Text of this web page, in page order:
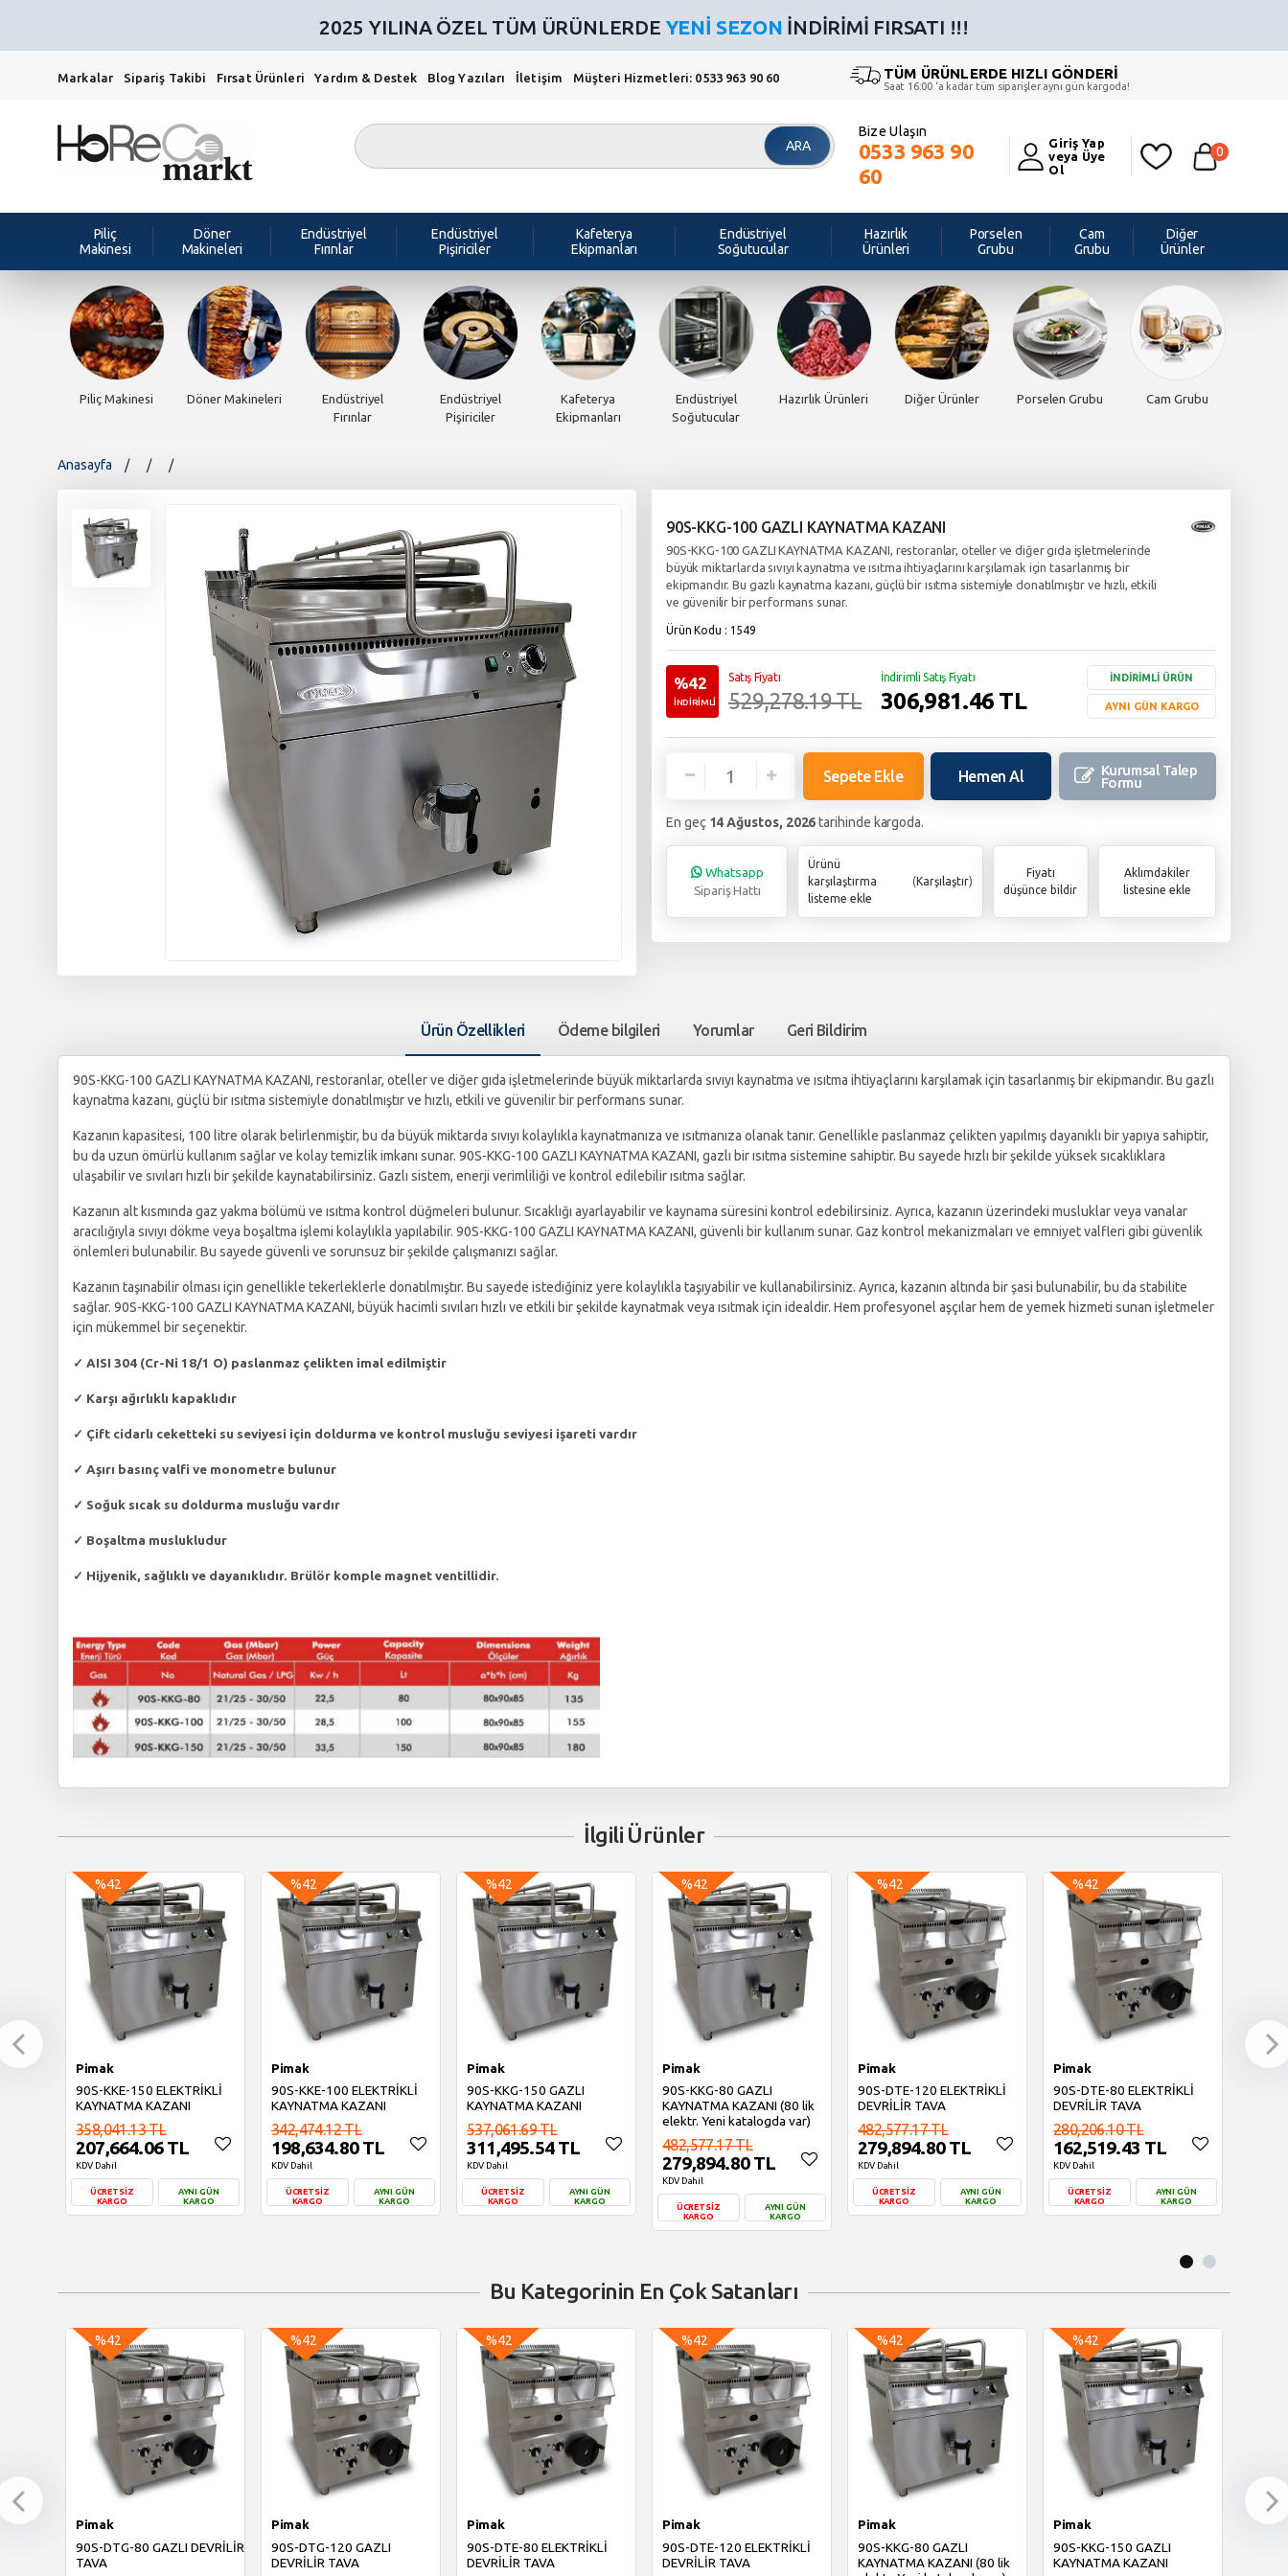
2025 YILINA ÖZEL TÜM ÜRÜNLERDE YENİ SEZON İNDİRİMİ FIRSATI !!!
Markalar Sipariş Takibi Fırsat Ürünleri Yardım & Destek Blog Yazıları İletişim Müşteri Hizmetleri: 0533 963 90 60 TÜM ÜRÜNLERDE HIZLI GÖNDERİ
Saat 16:00 ‘a kadar tüm siparişler aynı gün kargoda!
ARA
Bize Ulaşın
0533 963 90
60
Giriş Yap
veya Üye
Ol
0
Piliç
Makinesi
Döner
Makineleri
Endüstriyel
Fırınlar
Endüstriyel
Pişiriciler
Kafeterya
Ekipmanları
Endüstriyel
Soğutucular
Hazırlık
Ürünleri
Porselen
Grubu
Cam
Grubu
Diğer
Ürünler
Piliç Makinesi Döner Makineleri
Endüstriyel
Fırınlar
Endüstriyel
Pişiriciler
Kafeterya
Ekipmanları
Endüstriyel
Soğutucular
Hazırlık Ürünleri Diğer Ürünler Porselen Grubu Cam Grubu
Anasayfa
90S-KKG-100 GAZLI KAYNATMA KAZANI
90S-KKG-100 GAZLI KAYNATMA KAZANI, restoranlar, oteller ve diğer gıda işletmelerinde
büyük miktarlarda sıvıyı kaynatma ve ısıtma ihtiyaçlarını karşılamak için tasarlanmış bir
ekipmandır. Bu gazlı kaynatma kazanı, güçlü bir ısıtma sistemiyle donatılmıştır ve hızlı, etkili
ve güvenilir bir performans sunar.
Ürün Kodu : 1549
%42
İNDİRİMLİ
Satış Fiyatı
529,278.19 TL
İndirimli Satış Fiyatı
306,981.46 TL
İNDİRİMLİ ÜRÜN
AYNI GÜN KARGO
Sepete Ekle Hemen Al Kurumsal Talep
Formu
En geç 14 Ağustos, 2026tarihinde kargoda.
Whatsapp
Sipariş Hattı
Ürünü
karşılaştırma
listeme ekle
(Karşılaştır)
Fiyatı
düşünce bildir
Aklımdakiler
listesine ekle
Ürün Özellikleri Ödeme bilgileri Yorumlar Geri Bildirim
90S-KKG-100 GAZLI KAYNATMA KAZANI, restoranlar, oteller ve diğer gıda işletmelerinde büyük miktarlarda sıvıyı kaynatma ve ısıtma ihtiyaçlarını karşılamak için tasarlanmış bir ekipmandır. Bu gazlı
kaynatma kazanı, güçlü bir ısıtma sistemiyle donatılmıştır ve hızlı, etkili ve güvenilir bir performans sunar.
Kazanın kapasitesi, 100 litre olarak belirlenmiştir, bu da büyük miktarda sıvıyı kolaylıkla kaynatmanıza ve ısıtmanıza olanak tanır. Genellikle paslanmaz çelikten yapılmış dayanıklı bir yapıya sahiptir,
bu da uzun ömürlü kullanım sağlar ve kolay temizlik imkanı sunar. 90S-KKG-100 GAZLI KAYNATMA KAZANI, gazlı bir ısıtma sistemine sahiptir. Bu sayede hızlı bir şekilde yüksek sıcaklıklara
ulaşabilir ve sıvıları hızlı bir şekilde kaynatabilirsiniz. Gazlı sistem, enerji verimliliği ve kontrol edilebilir ısıtma sağlar.
Kazanın alt kısmında gaz yakma bölümü ve ısıtma kontrol düğmeleri bulunur. Sıcaklığı ayarlayabilir ve kaynama süresini kontrol edebilirsiniz. Ayrıca, kazanın üzerindeki musluklar veya vanalar
aracılığıyla sıvıyı dökme veya boşaltma işlemi kolaylıkla yapılabilir. 90S-KKG-100 GAZLI KAYNATMA KAZANI, güvenli bir kullanım sunar. Gaz kontrol mekanizmaları ve emniyet valfleri gibi güvenlik
önlemleri bulunabilir. Bu sayede güvenli ve sorunsuz bir şekilde çalışmanızı sağlar.
Kazanın taşınabilir olması için genellikle tekerleklerle donatılmıştır. Bu sayede istediğiniz yere kolaylıkla taşıyabilir ve kullanabilirsiniz. Ayrıca, kazanın altında bir şasi bulunabilir, bu da stabilite
sağlar. 90S-KKG-100 GAZLI KAYNATMA KAZANI, büyük hacimli sıvıları hızlı ve etkili bir şekilde kaynatmak veya ısıtmak için idealdir. Hem profesyonel aşçılar hem de yemek hizmeti sunan işletmeler
için mükemmel bir seçenektir.
✓ AISI 304 (Cr-Ni 18/1 O) paslanmaz çelikten imal edilmiştir
✓ Karşı ağırlıklı kapaklıdır
✓ Çift cidarlı ceketteki su seviyesi için doldurma ve kontrol musluğu seviyesi işareti vardır
✓ Aşırı basınç valfi ve monometre bulunur
✓ Soğuk sıcak su doldurma musluğu vardır
✓ Boşaltma muslukludur
✓ Hijyenik, sağlıklı ve dayanıklıdır. Brülör komple magnet ventillidir.
İlgili Ürünler
%42
Pimak
90S-KKE-150 ELEKTRİKLİ
KAYNATMA KAZANI
358,041.13 TL
207,664.06 TL
KDV Dahil
ÜCRETSİZ
KARGO
AYNI GÜN
KARGO
%42
Pimak
90S-KKE-100 ELEKTRİKLİ
KAYNATMA KAZANI
342,474.12 TL
198,634.80 TL
KDV Dahil
ÜCRETSİZ
KARGO
AYNI GÜN
KARGO
%42
Pimak
90S-KKG-150 GAZLI
KAYNATMA KAZANI
537,061.69 TL
311,495.54 TL
KDV Dahil
ÜCRETSİZ
KARGO
AYNI GÜN
KARGO
%42
Pimak
90S-KKG-80 GAZLI
KAYNATMA KAZANI (80 lik
elektr. Yeni katalogda var)
482,577.17 TL
279,894.80 TL
KDV Dahil
ÜCRETSİZ
KARGO
AYNI GÜN
KARGO
%42
Pimak
90S-DTE-120 ELEKTRİKLİ
DEVRİLİR TAVA
482,577.17 TL
279,894.80 TL
KDV Dahil
ÜCRETSİZ
KARGO
AYNI GÜN
KARGO
%42
Pimak
90S-DTE-80 ELEKTRİKLİ
DEVRİLİR TAVA
280,206.10 TL
162,519.43 TL
KDV Dahil
ÜCRETSİZ
KARGO
AYNI GÜN
KARGO
Bu Kategorinin En Çok Satanları
%42
Pimak
90S-DTG-80 GAZLI DEVRİLİR
TAVA
%42
Pimak
90S-DTG-120 GAZLI
DEVRİLİR TAVA
%42
Pimak
90S-DTE-80 ELEKTRİKLİ
DEVRİLİR TAVA
%42
Pimak
90S-DTE-120 ELEKTRİKLİ
DEVRİLİR TAVA
%42
Pimak
90S-KKG-80 GAZLI
KAYNATMA KAZANI (80 lik
%42
Pimak
90S-KKG-150 GAZLI
KAYNATMA KAZANI